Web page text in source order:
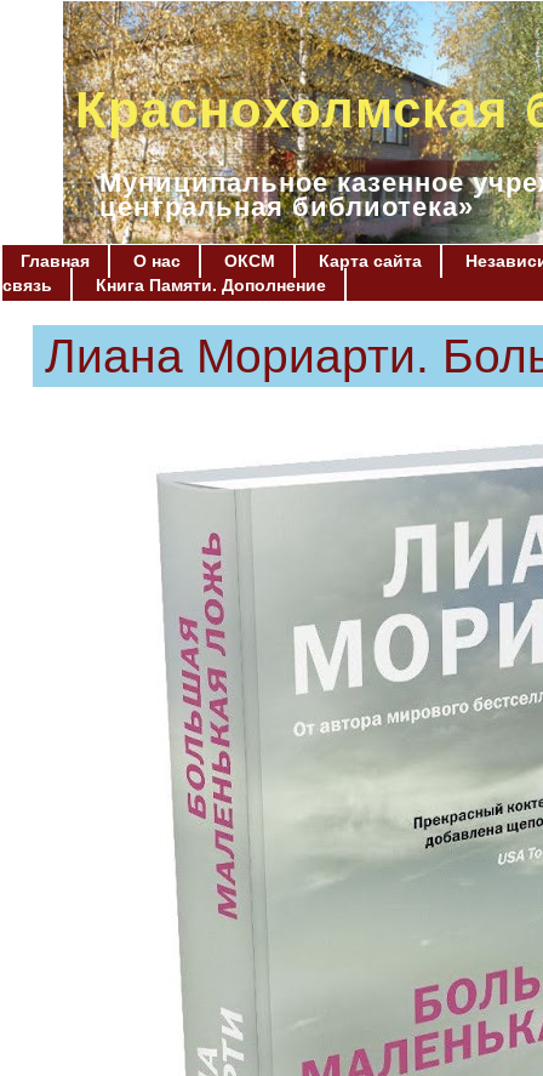
Краснохолмская
Муниципальное казенное
центральная библиотека»
Главная О нас ОКСМ Карта сайта
связь
Книга Памяти. Дополнение
Лиана Мориарти.